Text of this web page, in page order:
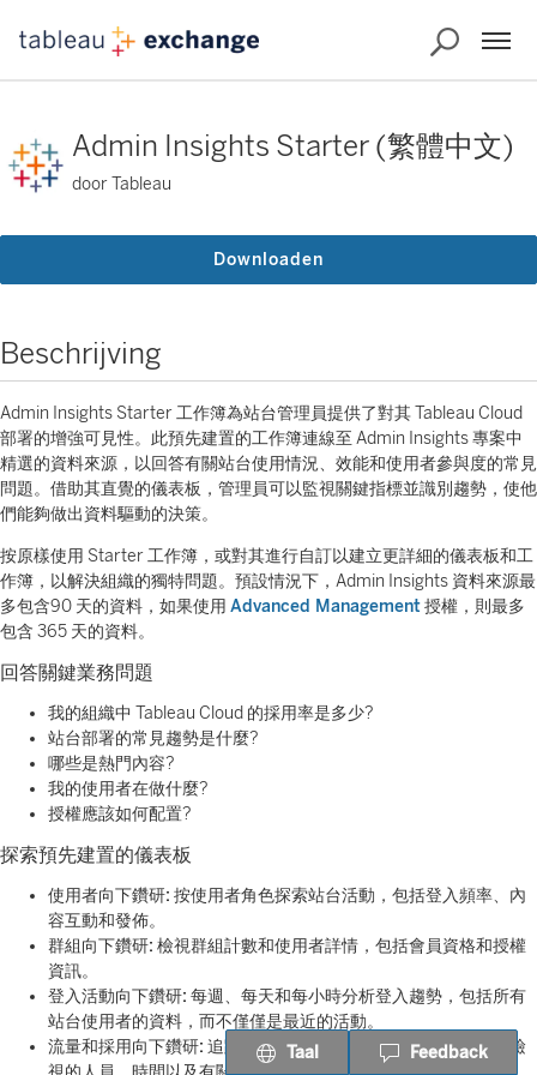
Admin Insights Starter (繁體中文)
door Tableau
Downloaden
Beschrijving
Admin Insights Starter 工作簿為站台管理員提供了對其 Tableau Cloud
部署的增強可見性。此預先建置的工作簿連線至 Admin Insights 專案中
精選的資料來源，以回答有關站台使用情況、效能和使用者參與度的常見
問題。借助其直覺的儀表板，管理員可以監視關鍵指標並識別趨勢，使他
們能夠做出資料驅動的決策。
按原樣使用 Starter 工作簿，或對其進行自訂以建立更詳細的儀表板和工
作簿，以解決組織的獨特問題。預設情況下，Admin Insights 資料來源最
多包含90 天的資料，如果使用 Advanced Management授權，則最多
包含 365 天的資料。
回答關鍵業務問題
我的組織中 Tableau Cloud 的採用率是多少?
站台部署的常見趨勢是什麼?
哪些是熱門內容?
我的使用者在做什麼?
授權應該如何配置?
探索預先建置的儀表板
使用者向下鑽研: 按使用者角色探索站台活動，包括登入頻率、內
容互動和發佈。
群組向下鑽研: 檢視群組計數和使用者詳情，包括會員資格和授權
資訊。
登入活動向下鑽研: 每週、每天和每小時分析登入趨勢，包括所有
站台使用者的資料，而不僅僅是最近的活動。
流量和採用向下鑽研: 追蹤檢視存取和資料來源活動，包括存取檢
Taal Feedback